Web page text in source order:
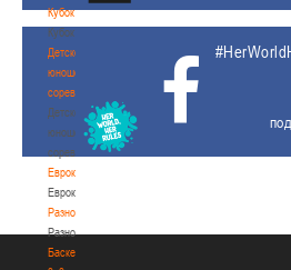
Кубок
Кубок
Детско-
юношеские
соревнования
Детско-
юношеские
соревнования
Еврокубки
Еврокубки
Разное
Разное
Баскетбол